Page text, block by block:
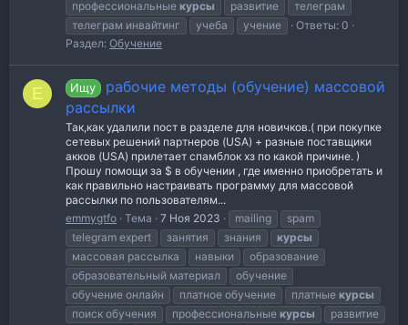
профессиональные курсы развитие
телеграм
телеграм инвайтинг
учеба учение
Ответы: 0
Раздел: Обучение
E Ищу
рабочие методы (обучение) массовой
рассылки
Так,как удалили пост в разделе для новичков.( при покупке
сетевых решений партнеров (USA) + разные поставщики
акков (USA) прилетает спамблок хз по какой причине. )
Прошу помощи за $ в обучении , где именно приобретать и
как правильно настраивать программу для массовой
рассылки по пользователям...
emmygtfo Тема 7 Ноя 2023 mailing
spam
telegram expert
занятия знания
курсы
массовая рассылка
навыки
образование
образовательный материал
обучение
обучение онлайн
платное обучение платные курсы
поиск обучения
профессиональные курсы
развитие